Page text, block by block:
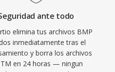
ante todo
elimina tus archivos BMP
inmediatamente tras el
y borra los archivos
en 24 horas — ningun